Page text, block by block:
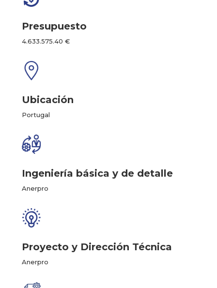
Presupuesto
4.633.575.40 €
Ubicación
Portugal
Ingeniería básica y de detalle
Anerpro
Proyecto y Dirección Técnica
Anerpro